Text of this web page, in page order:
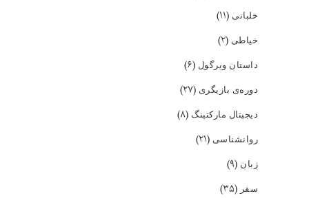
خلبانی (۱۱)
خیاطی (۲)
داستان ویرگول (۶)
دوره‌ی بازیگری (۲۷)
دیجیتال مارکتینگ (۸)
روانشناسی (۲۱)
زبان (۹)
سفر (۳۵)